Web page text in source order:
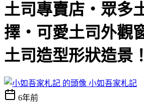
土司專賣店‧眾多
擇‧可愛土司外觀
土司造型形狀造景！
小如吾家札記
6年前